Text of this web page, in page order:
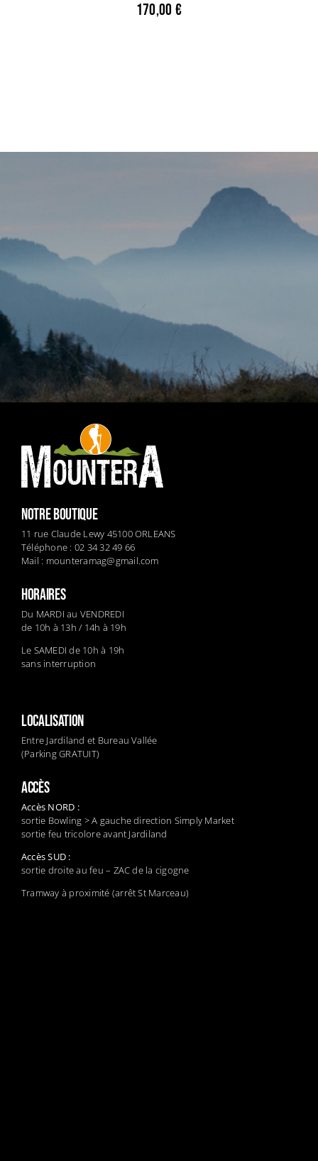
170,00 €
NOTRE BOUTIQUE
11 rue Claude Lewy 45100 ORLEANS
Téléphone : 02 34 32 49 66
Mail : mounteramag@gmail.com
HORAIRES
Du MARDI au VENDREDI
de 10h à 13h / 14h à 19h
Le SAMEDI de 10h à 19h
sans interruption
LOCALISATION
Entre Jardiland et Bureau Vallée
(Parking GRATUIT)
ACCÈS
Accès NORD :
sortie Bowling > A gauche direction Simply Market
sortie feu tricolore avant Jardiland
Accès SUD :
sortie droite au feu – ZAC de la cigogne
Tramway à proximité (arrêt St Marceau)